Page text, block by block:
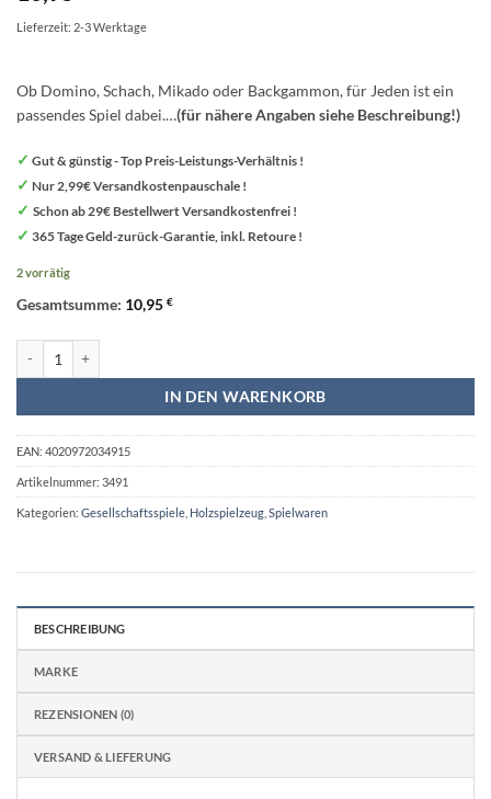
Lieferzeit: 2-3 Werktage
Ob Domino, Schach, Mikado oder Backgammon, für Jeden ist ein
passendes Spiel dabei.…(für nähere Angaben siehe Beschreibung!)
✓ Gut & günstig - Top Preis-Leistungs-Verhältnis !
✓ Nur 2,99€ Versandkostenpauschale !
✓ Schon ab 29€ Bestellwert Versandkostenfrei !
✓ 365 Tage Geld-zurück-Garantie, inkl. Retoure !
2 vorrätig
Gesamtsumme: 10,95 €
IN DEN WARENKORB
EAN: 4020972034915
Artikelnummer: 3491
Kategorien: Gesellschaftsspiele Holzspielzeug Spielwaren
BESCHREIBUNG
MARKE
REZENSIONEN (0)
VERSAND & LIEFERUNG